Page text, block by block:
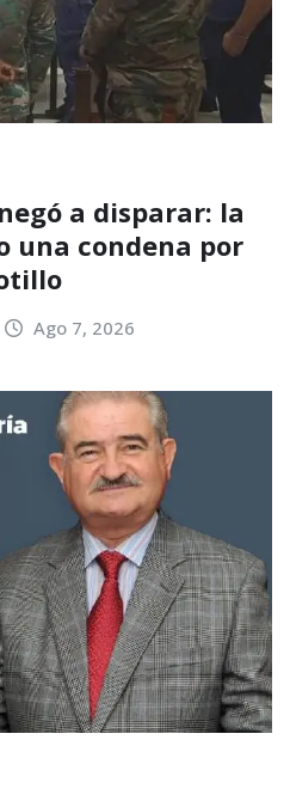
a disparar: la
una condena por
Ago 7, 2026